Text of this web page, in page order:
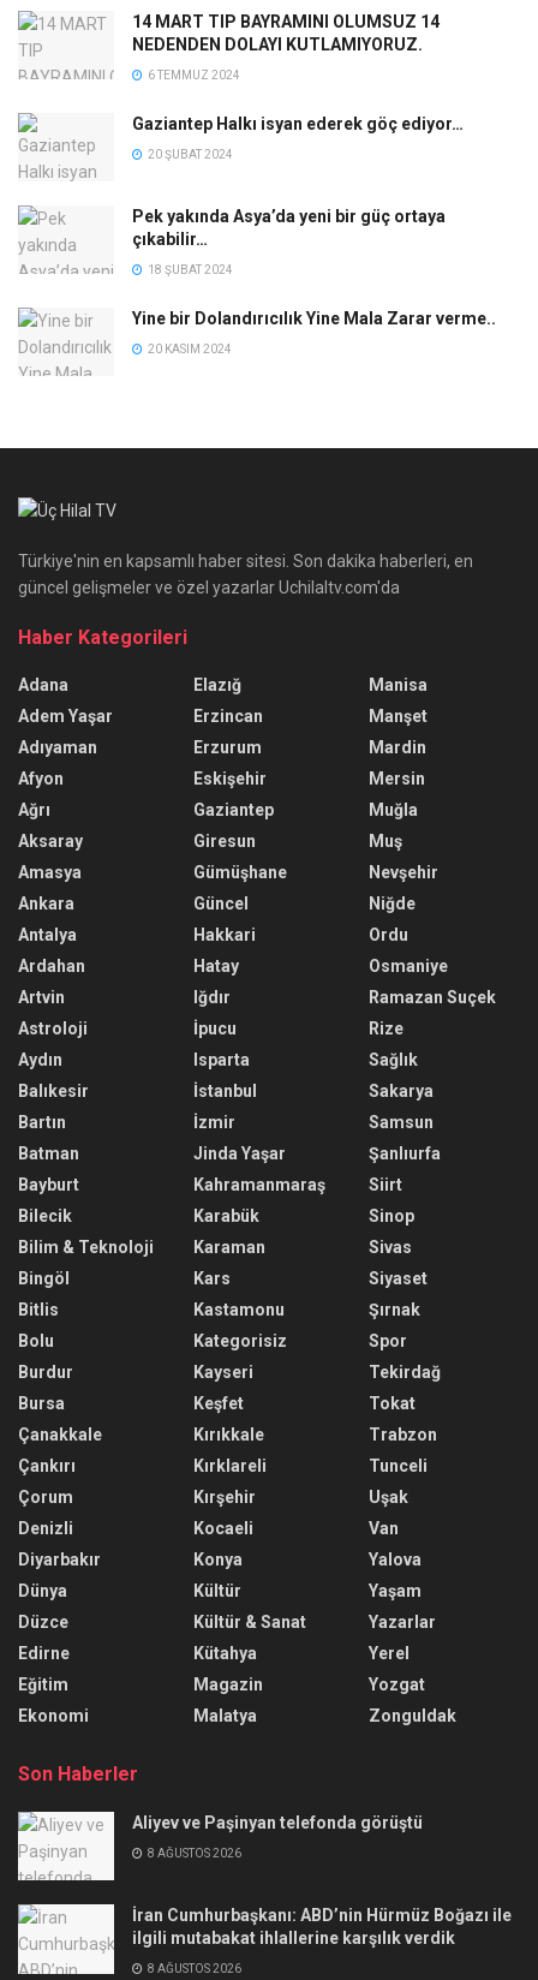
14 MART TIP BAYRAMINI OLUMSUZ 14
NEDENDEN DOLAYI KUTLAMIYORUZ.
6 TEMMUZ 2024
Gaziantep Halkı isyan ederek göç ediyor…
20 ŞUBAT 2024
Pek yakında Asya’da yeni bir güç ortaya
çıkabilir…
18 ŞUBAT 2024
Yine bir Dolandırıcılık Yine Mala Zarar verme..
20 KASIM 2024
Türkiye'nin en kapsamlı haber sitesi. Son dakika haberleri, en
güncel gelişmeler ve özel yazarlar Uchilaltv.com'da
Haber Kategorileri
Adana
Adem Yaşar
Adıyaman
Afyon
Ağrı
Aksaray
Amasya
Ankara
Antalya
Ardahan
Artvin
Astroloji
Aydın
Balıkesir
Bartın
Batman
Bayburt
Bilecik
Bilim & Teknoloji
Bingöl
Bitlis
Bolu
Burdur
Bursa
Çanakkale
Çankırı
Çorum
Denizli
Diyarbakır
Dünya
Düzce
Edirne
Eğitim
Ekonomi
Elazığ
Erzincan
Erzurum
Eskişehir
Gaziantep
Giresun
Gümüşhane
Güncel
Hakkari
Hatay
Iğdır
İpucu
Isparta
İstanbul
İzmir
Jinda Yaşar
Kahramanmaraş
Karabük
Karaman
Kars
Kastamonu
Kategorisiz
Kayseri
Keşfet
Kırıkkale
Kırklareli
Kırşehir
Kocaeli
Konya
Kültür
Kültür & Sanat
Kütahya
Magazin
Malatya
Manisa
Manşet
Mardin
Mersin
Muğla
Muş
Nevşehir
Niğde
Ordu
Osmaniye
Ramazan Suçek
Rize
Sağlık
Sakarya
Samsun
Şanlıurfa
Siirt
Sinop
Sivas
Siyaset
Şırnak
Spor
Tekirdağ
Tokat
Trabzon
Tunceli
Uşak
Van
Yalova
Yaşam
Yazarlar
Yerel
Yozgat
Zonguldak
Son Haberler
Aliyev ve Paşinyan telefonda görüştü
8 AĞUSTOS 2026
İran Cumhurbaşkanı: ABD’nin Hürmüz Boğazı ile
ilgili mutabakat ihlallerine karşılık verdik
8 AĞUSTOS 2026